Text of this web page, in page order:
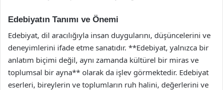
Edebiyatın Tanımı ve Önemi
Edebiyat, dil aracılığıyla insan duygularını, düşüncelerini ve
deneyimlerini ifade etme sanatıdır. **Edebiyat, yalnızca bir
anlatım biçimi değil, aynı zamanda kültürel bir miras ve
toplumsal bir ayna** olarak da işlev görmektedir. Edebiyat
eserleri, bireylerin ve toplumların ruh halini, değerlerini ve